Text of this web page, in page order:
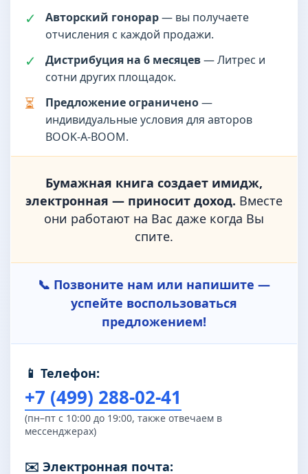
✓ Авторский гонорар— вы получаете
отчисления с каждой продажи.
✓ Дистрибуция на 6 месяцев— Литрес и
сотни других площадок.
⏳ Предложение ограничено—
индивидуальные условия для авторов
BOOK-A-BOOM.
Бумажная книга создает имидж,
электронная — приносит доход. Вместе
они работают на Вас даже когда Вы
спите.
📞 Позвоните нам или напишите —
успейте воспользоваться
предложением!
📱 Телефон:
+7 (499) 288-02-41
(пн–пт с 10:00 до 19:00, также отвечаем в
мессенджерах)
✉️ Электронная почта: